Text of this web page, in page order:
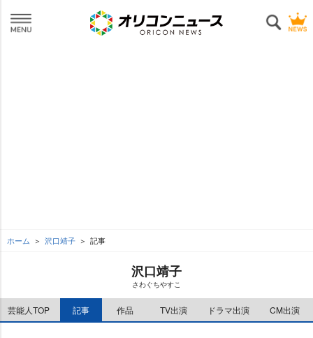
ホーム 沢口靖子 記事
沢口靖子
さわぐちやすこ
芸能人TOP 記事 作品 TV出演 ドラマ出演 CM出演